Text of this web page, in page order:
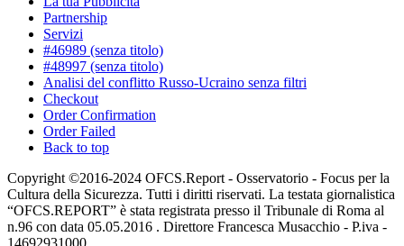
Partnership
Servizi
#46989 (senza titolo)
#48997 (senza titolo)
Analisi del conflitto Russo-Ucraino senza filtri
Checkout
Order Confirmation
Order Failed
Back to top
Copyright ©2016-2024 OFCS.Report - Osservatorio - Focus per la
Cultura della Sicurezza. Tutti i diritti riservati. La testata giornalistica
“OFCS.REPORT” è stata registrata presso il Tribunale di Roma al
n.96 con data 05.05.2016 . Direttore Francesca Musacchio - P.iva -
14692931000